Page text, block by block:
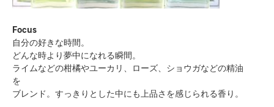
Focus
自分の好きな時間。
どんな時より夢中になれる瞬間。
ライムなどの柑橘やユーカリ、ローズ、ショウガなどの精油
を
ブレンド。すっきりとした中にも上品さを感じられる香り。